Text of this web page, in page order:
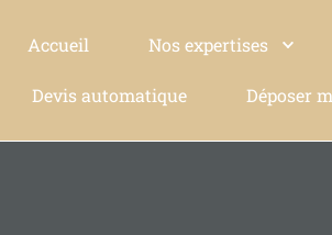
Accueil Nos expertises
Devis automatique Déposer